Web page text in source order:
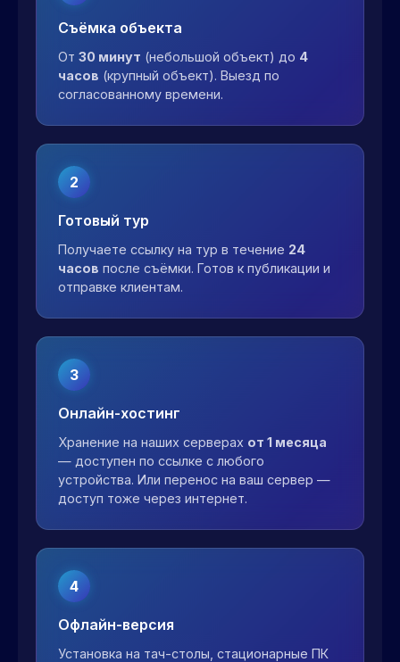
Съёмка объекта
От 30 минут (небольшой объект) до 4
часов (крупный объект). Выезд по
согласованному времени.
2
Готовый тур
Получаете ссылку на тур в течение 24
часов после съёмки. Готов к публикации и
отправке клиентам.
3
Онлайн-хостинг
Хранение на наших серверах от 1 месяца
— доступен по ссылке с любого
устройства. Или перенос на ваш сервер —
доступ тоже через интернет.
4
Офлайн-версия
Установка на тач-столы, стационарные ПК